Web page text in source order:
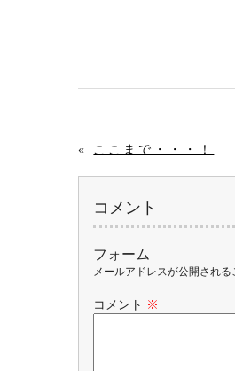
« ここまで・・・！
コメント
フォーム
メールアドレスが公開される
コメント ※